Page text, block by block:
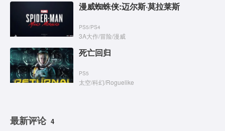
漫威蜘蛛侠:迈尔斯·莫拉莱斯
PS5/PS4
3A大作/冒险/漫威
死亡回归
PS5
太空/科幻/Roguelike
最新评论 4